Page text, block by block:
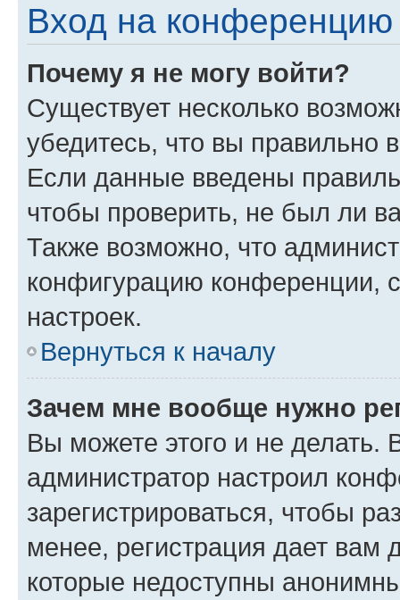
Вход на конференцию
Почему я не могу войти?
Существует несколько
убедитесь, что вы правильно
Если данные введены
чтобы проверить, не был ли
Также возможно, что
конфигурацию конференции,
настроек.
Вернуться к началу
Зачем мне вообще нужно
Вы можете этого и не делать.
администратор настроил
зарегистрироваться, чтобы
менее, регистрация дает вам
которые недоступны